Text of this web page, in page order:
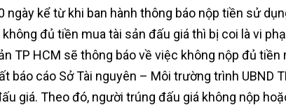
ngày kể từ khi ban hành thông báo nộp tiền sử
đủ tiền mua tài sản đấu giá thì bị coi là vi
TP HCM sẽ thông báo về việc không nộp đủ
báo cáo Sở Tài nguyên – Môi trường trình UBND
giá. Theo đó, người trúng đấu giá không nộp